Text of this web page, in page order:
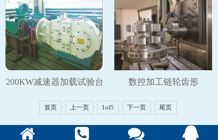
200KW减速器加载试验台 数控加工链轮齿形
首页 上一页 1of5 下一页 尾页